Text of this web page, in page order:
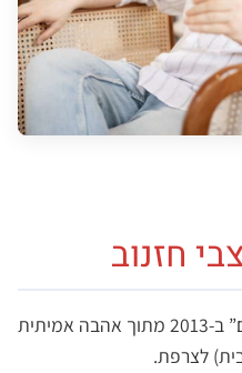
חזנוב
הקמתי את “פרנקופילים אנונימיים” ב-2013 מתוך אהבה אמיתית
לצרפת.